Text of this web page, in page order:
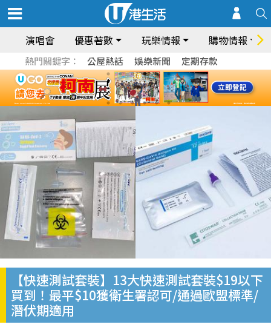
演唱會 優惠著數 玩樂情報 購物情報
熱門關鍵字： 公屋熱話 娛樂新聞 定期存款
【快速測試套裝】13大快速測試套裝$19以下
買到！最平$10獲衛生署認可/通過歐盟標準/
潛伏期適用